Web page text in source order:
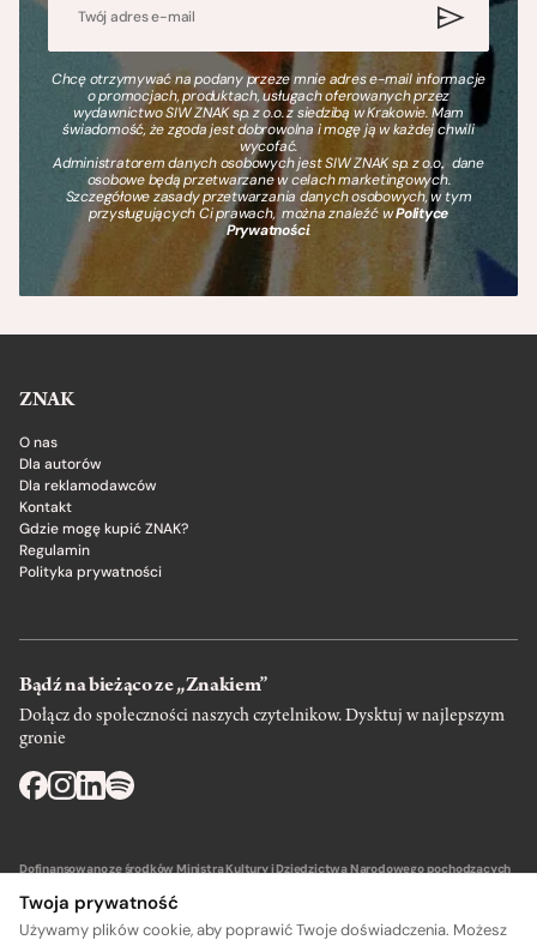
Chcę otrzymywać na podany przeze mnie adres e-mail informacje
o promocjach, produktach, usługach oferowanych przez
wydawnictwo SIW ZNAK sp. z o.o. z siedzibą w Krakowie. Mam
świadomość, że zgoda jest dobrowolna i mogę ją w każdej chwili
wycofać.
Administratorem danych osobowych jest SIW ZNAK sp. z o.o., dane
osobowe będą przetwarzane w celach marketingowych.
Szczegółowe zasady przetwarzania danych osobowych, w tym
przysługujących Ci prawach, można znaleźć wPolityce
Prywatności.
ZNAK
O nas
Dla autorów
Dla reklamodawców
Kontakt
Gdzie mogę kupić ZNAK?
Regulamin
Polityka prywatności
Bądź na bieżąco ze „Znakiem”
Dołącz do społeczności naszych czytelnikow. Dysktuj w najlepszym
gronie
Dofinansowano ze środków Ministra Kultury i Dziedzictwa Narodowego pochodzących
Twoja prywatność
Używamy plików cookie, aby poprawić Twoje doświadczenia. Możesz